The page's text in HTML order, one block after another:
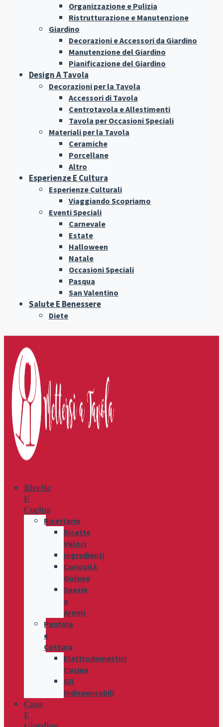
Organizzazione e Pulizia
Ristrutturazione e Manutenzione
Giardino
Decorazioni e Accessori da Giardino
Manutenzione del Giardino
Pianificazione del Giardino
Design A Tavola
Decorazioni per la Tavola
Accessori di Tavola
Centrotavola e Allestimenti
Tavola per Occasioni Speciali
Materiali per la Tavola
Ceramiche
Porcellane
Altro
Esperienze E Cultura
Esperienze Culturali
Viaggiando Scopriamo
Eventi Speciali
Carnevale
Estate
Halloween
Natale
Occasioni Speciali
Pasqua
San Valentino
Salute E Benessere
Diete
Ricette
E
Cucina
Ricettario
Ricette
Veloci
Ingredienti
Curiosità
Golose
Spezie
e
Aromi
Pentole
e
Cottura
Elettrodomestici
Cucina
Gli
Indispensabili
Casa
E